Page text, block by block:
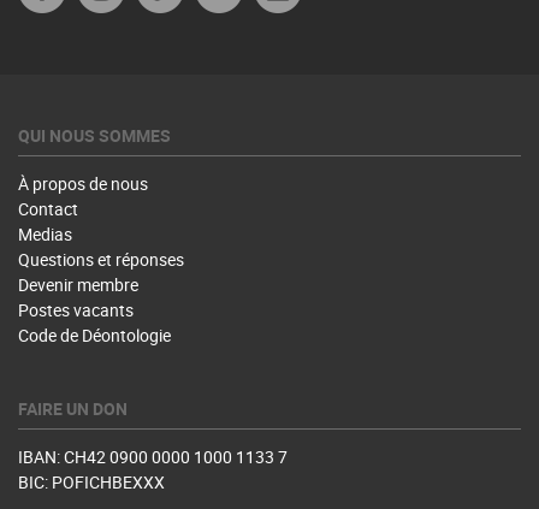
QUI NOUS SOMMES
À propos de nous
Contact
Medias
Questions et réponses
Devenir membre
Postes vacants
Code de Déontologie
FAIRE UN DON
IBAN: CH42 0900 0000 1000 1133 7
BIC: POFICHBEXXX